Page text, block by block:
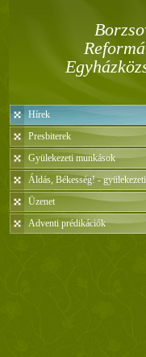
Hírek
Presbiterek
Gyülekezeti munkások
Áldás, Békesség! -
Üzenet
Adventi prédikációk